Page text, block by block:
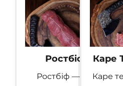
Ростбіф
Ростбіф — це
Каре
Каре